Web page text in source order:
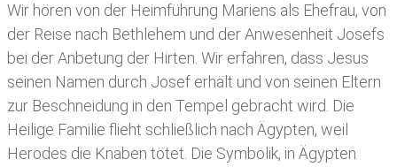
Wir hören von der Heimführung Mariens als Ehefrau, von
der Reise nach Bethlehem und der Anwesenheit Josefs
bei der Anbetung der Hirten. Wir erfahren, dass Jesus
seinen Namen durch Josef erhält und von seinen Eltern
zur Beschneidung in den Tempel gebracht wird. Die
Heilige Familie flieht schließlich nach Ägypten, weil
Herodes die Knaben tötet. Die Symbolik, in Ägypten